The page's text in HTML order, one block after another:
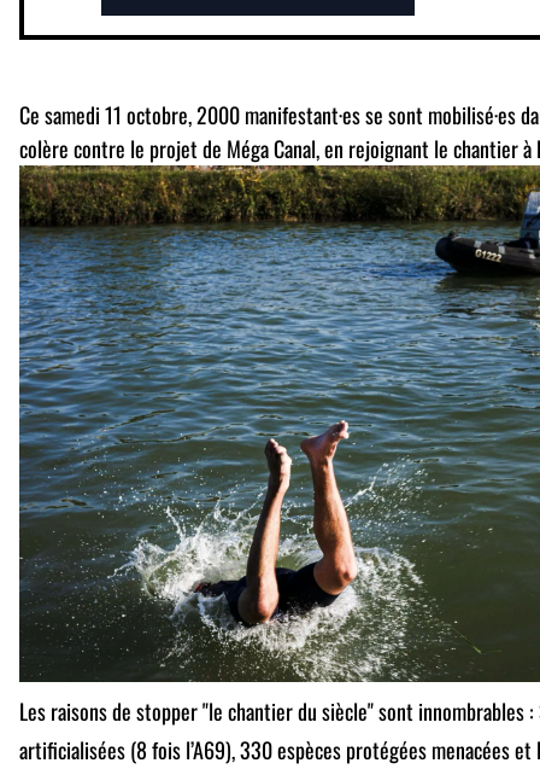
Ce samedi 11 octobre, 2000 manifestant·es se sont mobilisé·es
colère contre le projet de Méga Canal, en rejoignant le chantier à
Les raisons de stopper "le chantier du siècle" sont innombrables
artificialisées (8 fois l’A69), 330 espèces protégées menacées et